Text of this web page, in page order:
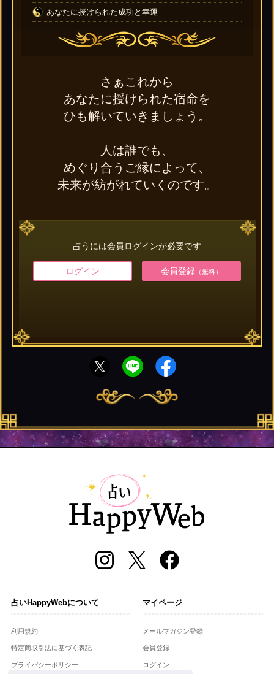
あなたに授けられた成功と幸運
さぁこれから
あなたに授けられた宿命を
ひも解いていきましょう。
人は誰でも、
めぐり合うご縁によって、
未来が紡がれていくのです。
占うには会員ログインが必要です
ログイン 会員登録（無料）
占いHappyWebについて
利用規約
特定商取引法に基づく表記
プライバシーポリシー
マイページ
メールマガジン登録
会員登録
ログイン